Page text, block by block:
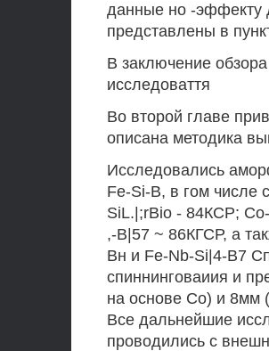
данные но -эффекту
представлены в
В заключение
исследоваття
Во второй главе
описана методика
Исследовались
Fe-Si-B, в гом числе
SiL.|;rBio - 84КСР;
,-В|57 ~ 86КГСР, а
Вн и Fe-Nb-Si|4-B7
спиннинговаиия и
на основе Со) и 8мм
Все дальнейшие
проводились с